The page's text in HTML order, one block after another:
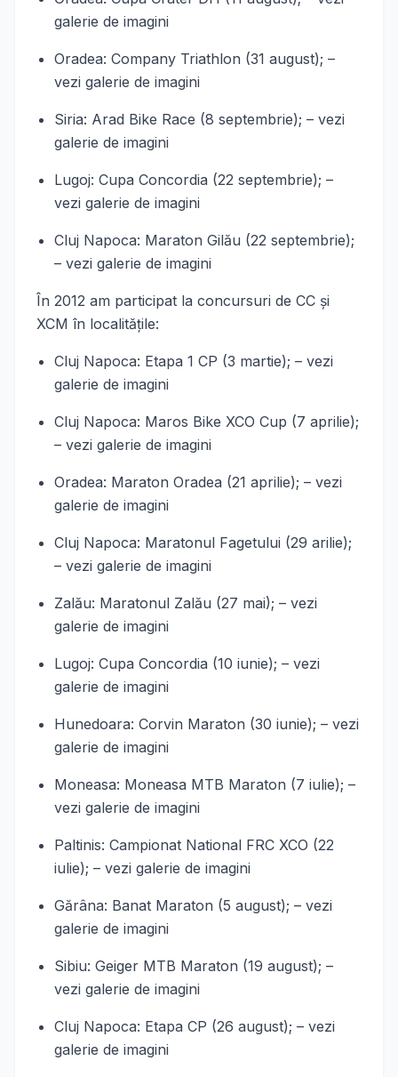
galerie de imagini
Oradea: Company Triathlon (31 august); –
vezi galerie de imagini
Siria: Arad Bike Race (8 septembrie); – vezi
galerie de imagini
Lugoj: Cupa Concordia (22 septembrie); –
vezi galerie de imagini
Cluj Napoca: Maraton Gilău (22 septembrie);
– vezi galerie de imagini
În 2012 am participat la concursuri de CC şi
XCM în localităţile:
Cluj Napoca: Etapa 1 CP (3 martie); – vezi
galerie de imagini
Cluj Napoca: Maros Bike XCO Cup (7 aprilie);
– vezi galerie de imagini
Oradea: Maraton Oradea (21 aprilie); – vezi
galerie de imagini
Cluj Napoca: Maratonul Fagetului (29 arilie);
– vezi galerie de imagini
Zalău: Maratonul Zalău (27 mai); – vezi
galerie de imagini
Lugoj: Cupa Concordia (10 iunie); – vezi
galerie de imagini
Hunedoara: Corvin Maraton (30 iunie); – vezi
galerie de imagini
Moneasa: Moneasa MTB Maraton (7 iulie); –
vezi galerie de imagini
Paltinis: Campionat National FRC XCO (22
iulie); – vezi galerie de imagini
Gărâna: Banat Maraton (5 august); – vezi
galerie de imagini
Sibiu: Geiger MTB Maraton (19 august); –
vezi galerie de imagini
Cluj Napoca: Etapa CP (26 august); – vezi
galerie de imagini